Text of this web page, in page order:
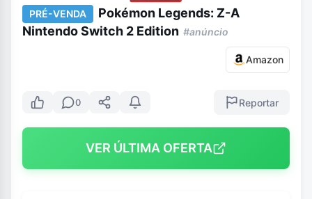
PRÉ-VENDA
Pokémon Legends: Z-A
Nintendo Switch 2 Edition #anúncio
Amazon
0 Reportar
VER ÚLTIMA OFERTA